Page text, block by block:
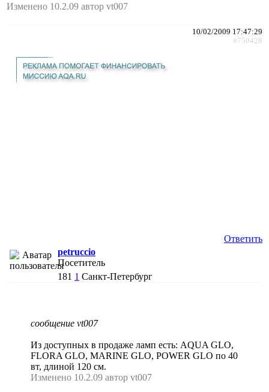
Изменено 10.2.09 автор vt007
10/02/2009 17:47:29
#750428
Ответить
petruccio
Посетитель
181 1 Санкт-Петербург
сообщение vt007
Из доступных в продаже ламп есть: AQUA GLO,
FLORA GLO, MARINE GLO, POWER GLO по 40
вт, длиной 120 см.
Изменено 10.2.09 автор vt007